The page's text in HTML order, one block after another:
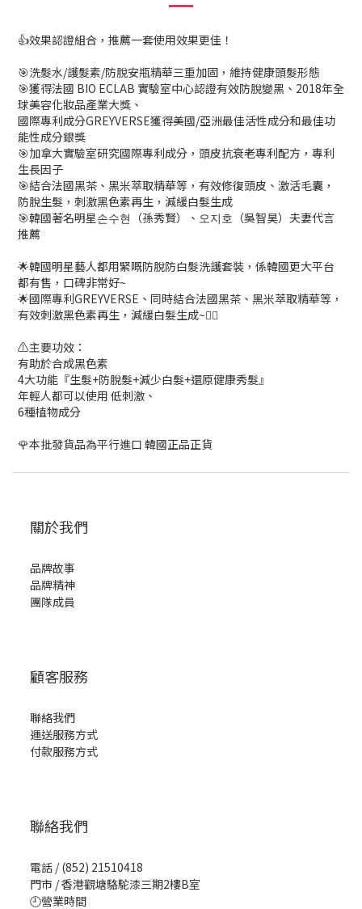
👍效果認證組合，推薦一套使用效果更佳！
🎯洗髮水/護髮素/防脫安瓶精華三重加固，維持健康頭髮形態
🎯獲得法國 BIO ECLAB 實驗室中心認證有效防脫變黑、2018年全
球美容化妝品產業大獎、
國際專利成分GREYVERSE獲得美國/亞洲最佳活性成分和最佳功
能性成分銀獎
🎯加拿大實驗室研究國際專利成分，頭皮抗衰老專利配方，專利
生長因子
🎯結合法國黑茶、黑米萃取精華等，有效修復頭皮、激活毛囊，
防脫生髮，刺激黑色素再生，減緩白髮生成
🎯韓國著名明星손수현（孫秀賢）、오지호（吳智昊）夫妻代言
推薦
🌟韓國明星藝人都用緊嘅防脫防白髮洗護套裝，係韓國更大平台
都有售，口碑非常好~
🌟國際專利GREYVERSE、同時結合法國黑茶、黑米萃取精華等，
有效刺激黑色素再生，減緩白髮生成~👍🏻
⚠️主要功效：
有助於合成黑色素
4大功能『生髮+防脫髮+減少白髮+還原健康秀髮』
年輕人都可以使用 低刺激、
6種植物成分
🌹本批發貨品為平行進口 韓國正品正貨
關於我們
品牌故事
品牌精神
團隊成員
顧客服務
聯絡我們
運送服務方式
付款服務方式
聯絡我們
電話 / (852) 21510418
門市 / 香港觀塘駱駝漆三期2樓B室
🕘營業時間